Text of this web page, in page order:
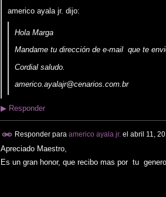
americo ayala jr. dijo:
Hola Marga
Mandame tu dirección de e-mail que te
Cordial saludo.
americo.ayalajr@cenarios.com.br
▶Responder
Responder para americo ayala jr. el abril 11,
Apreciado Maestro,
Es un gran honor, que recibo mas por tu